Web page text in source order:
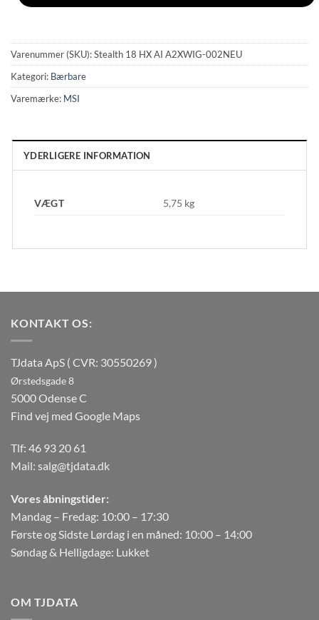
Varenummer (SKU):Stealth 18 HX AI A2XWIG-002NEU
Kategori: Bærbare
Varemærke: MSI
YDERLIGERE INFORMATION
VÆGT 5,75 kg
KONTAKT OS:
TJdata ApS ( CVR: 30550269 )
Ørstedsgade 8
5000 Odense C
Find vej med Google Maps
Tlf: 46 93 20 61
Mail: salg@tjdata.dk
Vores åbningstider:
Mandag – Fredag: 10:00 – 17:30
Første og Sidste Lørdag i en måned: 10:00 – 14:00
Søndag & Helligdage: Lukket
OM TJDATA